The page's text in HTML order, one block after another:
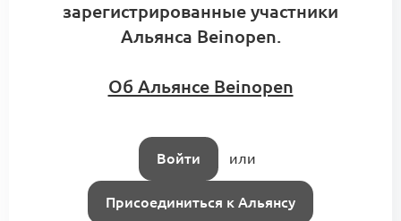
зарегистрированные участники
Альянса Beinopen.
Об Альянсе Beinopen
Войти или
Присоединиться к Альянсу